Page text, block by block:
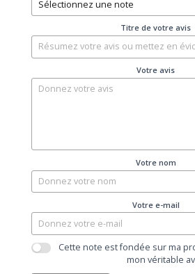
Titre de votre avis
Votre avis
Votre nom
Votre e-mail
Cette note est fondée sur ma
mon véritable